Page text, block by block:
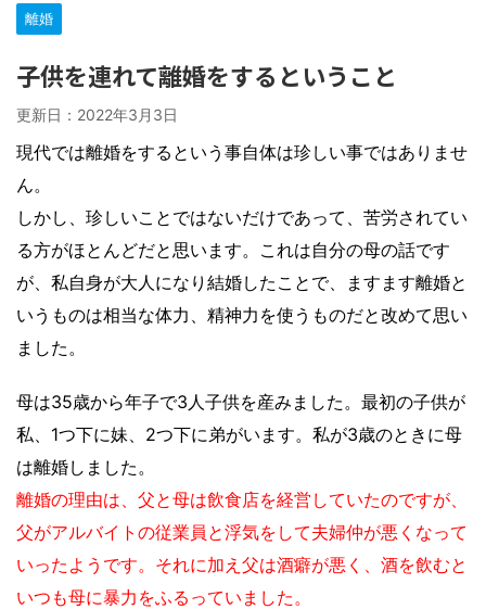
離婚
子供を連れて離婚をするということ
更新日： 2022年3月3日
現代では離婚をするという事自体は珍しい事ではありませ
ん。
しかし、珍しいことではないだけであって、苦労されてい
る方がほとんどだと思います。これは自分の母の話です
が、私自身が大人になり結婚したことで、ますます離婚と
いうものは相当な体力、精神力を使うものだと改めて思い
ました。
母は35歳から年子で3人子供を産みました。最初の子供が
私、1つ下に妹、2つ下に弟がいます。私が3歳のときに母
は離婚しました。
離婚の理由は、父と母は飲食店を経営していたのですが、
父がアルバイトの従業員と浮気をして夫婦仲が悪くなって
いったようです。それに加え父は酒癖が悪く、酒を飲むと
いつも母に暴力をふるっていました。